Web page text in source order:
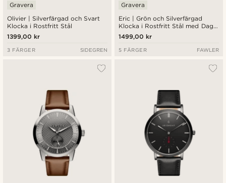
Olivier | Silverfärgad och Svart
Klocka i Rostfritt Stål
Gravera
1399,00 kr
3 FÄRGER SIDEGREN
Eric | Grön och Silverfärgad
Klocka i Rostfritt Stål med Dag
och Datum
Gravera
1499,00 kr
5 FÄRGER FAWLER